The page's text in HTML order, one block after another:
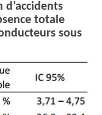
totale
sous